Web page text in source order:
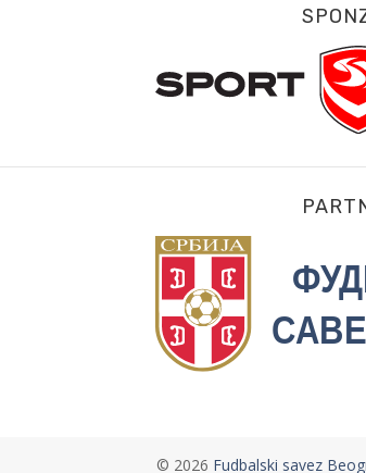
© 2026 Fudbalski savez